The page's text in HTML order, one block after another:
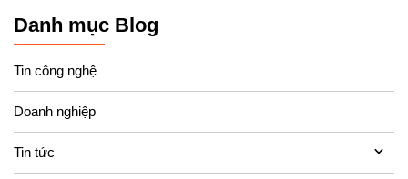
Danh mục Blog
Tin công nghệ
Doanh nghiệp
Tin tức